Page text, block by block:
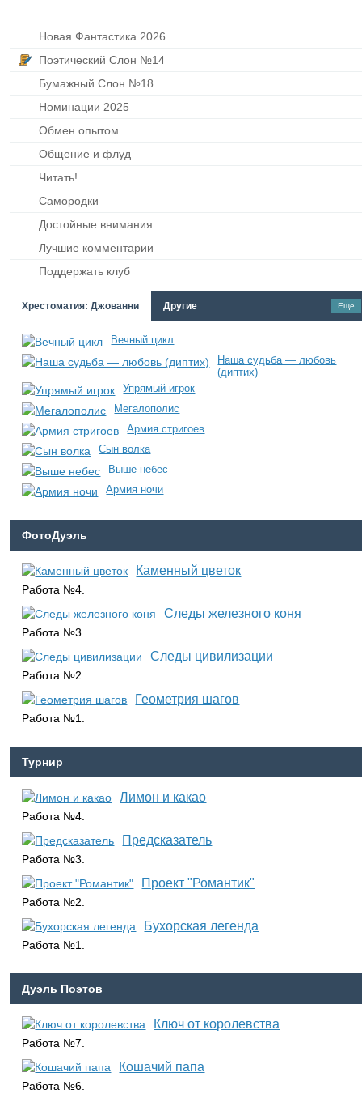
Новая Фантастика 2026
Поэтический Слон №14
Бумажный Слон №18
Номинации 2025
Обмен опытом
Общение и флуд
Читать!
Самородки
Достойные внимания
Лучшие комментарии
Поддержать клуб
Хрестоматия: Джованни Другие Еще
Вечный цикл
Наша судьба — любовь
(диптих)
Упрямый игрок
Мегалополис
Армия стригоев
Сын волка
Выше небес
Армия ночи
ФотоДуэль
Каменный цветок
Работа №4.
Следы железного коня
Работа №3.
Следы цивилизации
Работа №2.
Геометрия шагов
Работа №1.
Турнир
Лимон и какао
Работа №4.
Предсказатель
Работа №3.
Проект "Романтик"
Работа №2.
Бухорская легенда
Работа №1.
Дуэль Поэтов
Ключ от королевства
Работа №7.
Кошачий папа
Работа №6.